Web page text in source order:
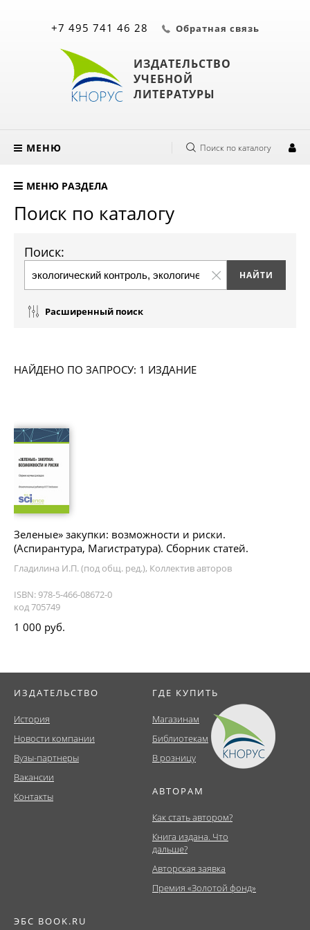
ИЗДАТЕЛЬСТВО
УЧЕБНОЙ
ЛИТЕРАТУРЫ
+7 495 741 46 28 Обратная связь
МЕНЮ Поиск по каталогу
МЕНЮ РАЗДЕЛА
Поиск по каталогу
Поиск:
Расширенный поиск
НАЙДЕНО ПО ЗАПРОСУ: 1 ИЗДАНИЕ
Зеленые» закупки: возможности и риски.
(Аспирантура, Магистратура). Сборник статей.
Гладилина И.П. (под общ. ред.), Коллектив авторов
ISBN: 978-5-466-08672-0
код 705749
1 000 руб.
ИЗДАТЕЛЬСТВО
История
Новости компании
Вузы-партнеры
Вакансии
Контакты
ГДЕ КУПИТЬ
Магазинам
Библиотекам
В розницу
АВТОРАМ
Как стать автором?
Книга издана. Что
дальше?
Авторская заявка
Премия «Золотой фонд»
ЭБС BOOK.RU